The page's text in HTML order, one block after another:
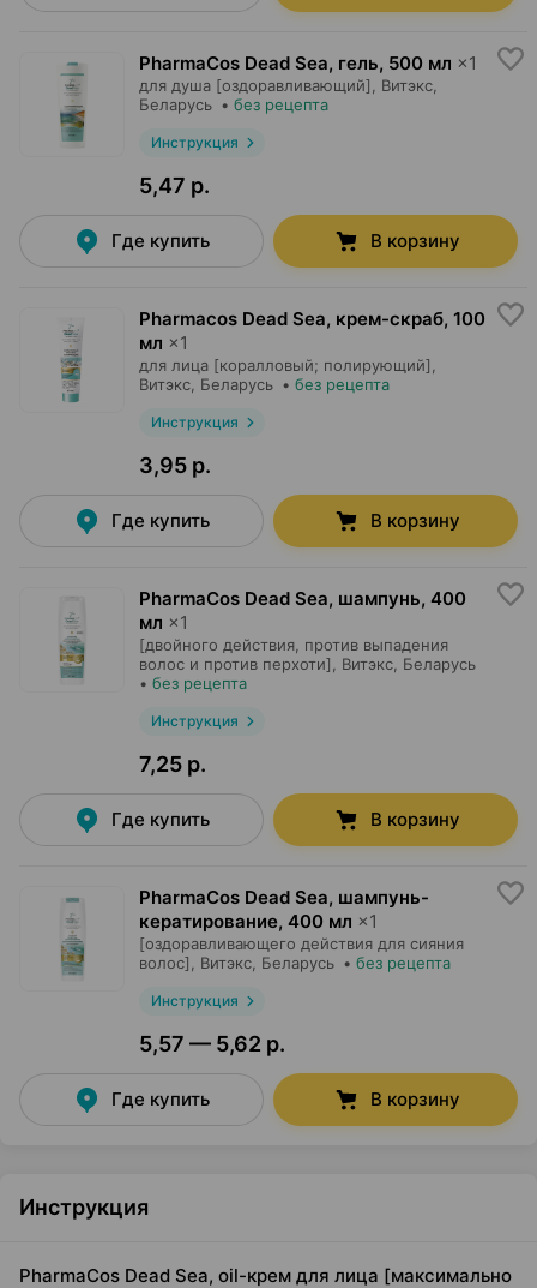
PharmaCos Dead Sea, гель, 500 мл ×1
для душа [оздоравливающий], Витэкс
Беларусь • без рецепта
Инструкция
5,47 р.
Где купить В корзину
Pharmacos Dead Sea, крем-скраб, 100
мл ×1
для лица [коралловый; полирующий],
Витэкс , Беларусь • без рецепта
Инструкция
3,95 р.
Где купить В корзину
PharmaCos Dead Sea, шампунь, 400
мл ×1
[двойного действия, против выпадения
волос и против перхоти],
Витэкс , Беларусь
• без рецепта
Инструкция
7,25 р.
Где купить В корзину
PharmaCos Dead Sea, шампунь-
кератирование, 400 мл ×1
[оздоравливающего действия для сияния
волос],
Витэкс , Беларусь • без рецепта
Инструкция
5,57 — 5,62 р.
Где купить В корзину
Инструкция
PharmaCos Dead Sea, oil-крем для лица [максимально